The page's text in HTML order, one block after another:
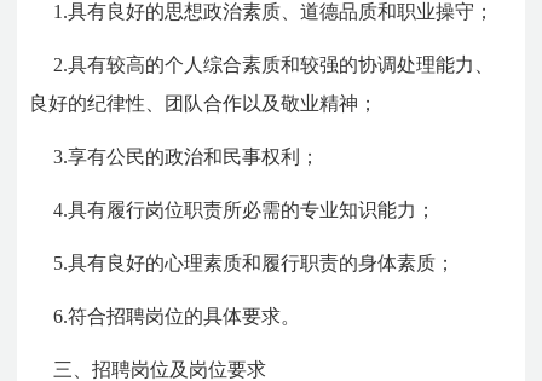
1.具有良好的思想政治素质、道德品质和职业操守；
2.具有较高的个人综合素质和较强的协调处理能力、
良好的纪律性、团队合作以及敬业精神；
3.享有公民的政治和民事权利；
4.具有履行岗位职责所必需的专业知识能力；
5.具有良好的心理素质和履行职责的身体素质；
6.符合招聘岗位的具体要求。
三、招聘岗位及岗位要求